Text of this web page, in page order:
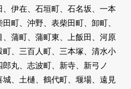
伊在、石垣町、石名坂、一本
町、沖野、表柴田町、卸町、
蒲町、蒲町東、上飯田、河原
町、三百人町、三本塚、清水小
丸、志波町、新寺、新弓ノ
、土樋、鶴代町、堰場、遠見